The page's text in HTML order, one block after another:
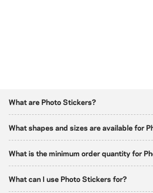
What are Photo Stickers?
What shapes and sizes are available for
What is the minimum order quantity for
What can I use Photo Stickers for?